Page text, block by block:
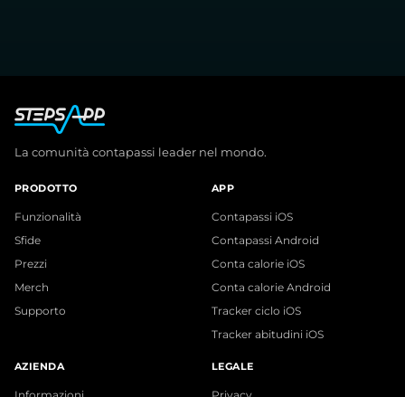
La comunità contapassi leader nel mondo.
PRODOTTO
Funzionalità
Sfide
Prezzi
Merch
Supporto
APP
Contapassi iOS
Contapassi Android
Conta calorie iOS
Conta calorie Android
Tracker ciclo iOS
Tracker abitudini iOS
AZIENDA LEGALE